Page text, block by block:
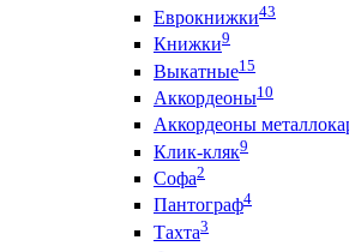
Еврокнижки43
Книжки9
Выкатные15
Аккордеоны10
Аккордеоны
Клик-кляк9
Софа2
Пантограф4
Тахта3